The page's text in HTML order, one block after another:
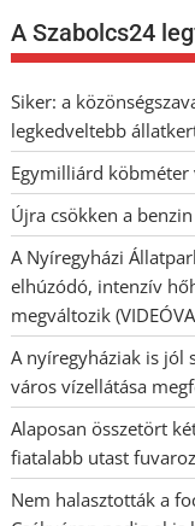
A Szabolcs24
Siker: a
legkedveltebb
Egymilliárd köbméter
Újra csökken a
A Nyíregyházi
elhúzódó, intenzív
megváltozik
A nyíregyháziak is jól
város vízellátása
Alaposan összetört
fiatalabb utast
Nem halasztották a